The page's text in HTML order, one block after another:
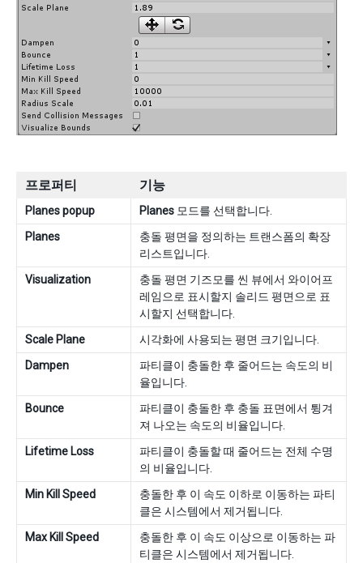
프로퍼티 기능
Planes popup Planes 모드를 선택합니다.
Planes
충돌 평면을 정의하는 트랜스폼의 확장
리스트입니다.
Visualization
충돌 평면 기즈모를 씬 뷰에서 와이어프
레임으로 표시할지 솔리드 평면으로 표
시할지 선택합니다.
Scale Plane
시각화에 사용되는 평면 크기입니다.
Dampen
파티클이 충돌한 후 줄어드는 속도의 비
율입니다.
Bounce
파티클이 충돌한 후 충돌 표면에서 튕겨
져 나오는 속도의 비율입니다.
Lifetime Loss
파티클이 충돌할 때 줄어드는 전체 수명
의 비율입니다.
Min Kill Speed
충돌한 후 이 속도 이하로 이동하는 파티
클은 시스템에서 제거됩니다.
Max Kill Speed
충돌한 후 이 속도 이상으로 이동하는 파
티클은 시스템에서 제거됩니다.